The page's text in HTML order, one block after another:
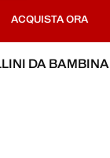
ACQUISTA ORA
DA BAMBINA